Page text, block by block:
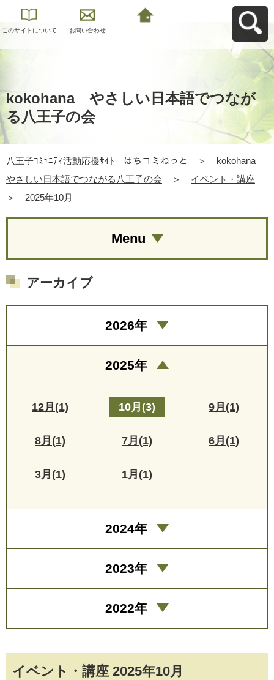
このサイトについて お問い合わせ
kokohana やさしい日本語でつなが
る八王子の会
八王子ｺﾐｭﾆﾃｨ活動応援ｻｲﾄ はちコミねっと ＞
kokohana
やさしい日本語でつながる八王子の会
＞
イベント・講座
＞
2025年10月
イベント・講座 2025年10月
Menu
アーカイブ
2026年
2025年
12月(1) 10月(3) 9月(1)
8月(1) 7月(1) 6月(1)
3月(1) 1月(1)
2024年
2023年
2022年